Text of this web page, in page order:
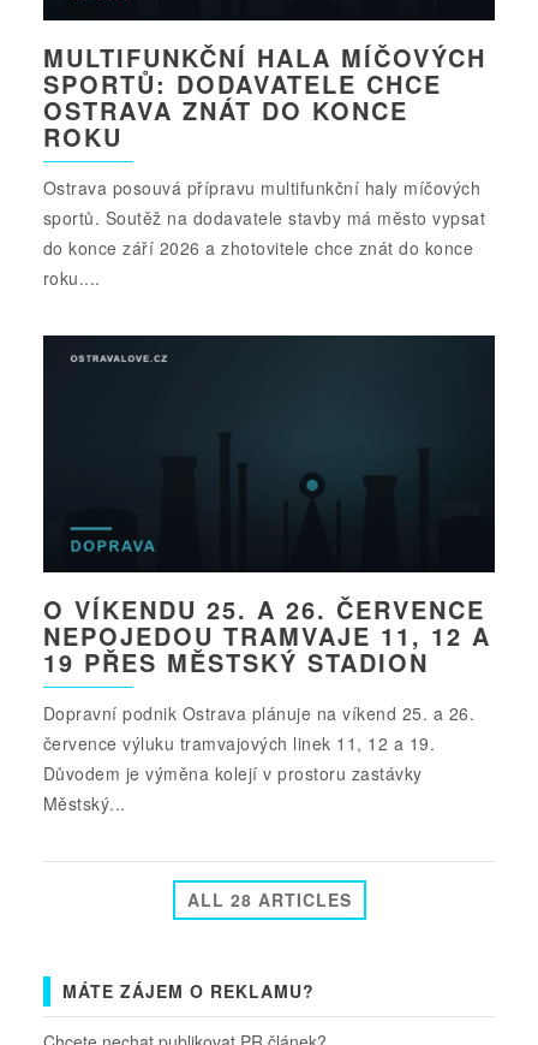
MULTIFUNKČNÍ HALA MÍČOVÝCH
SPORTŮ: DODAVATELE CHCE
OSTRAVA ZNÁT DO KONCE
ROKU
Ostrava posouvá přípravu multifunkční haly míčových
sportů. Soutěž na dodavatele stavby má město vypsat
do konce září 2026 a zhotovitele chce znát do konce
roku....
O VÍKENDU 25. A 26. ČERVENCE
NEPOJEDOU TRAMVAJE 11, 12 A
19 PŘES MĚSTSKÝ STADION
Dopravní podnik Ostrava plánuje na víkend 25. a 26.
července výluku tramvajových linek 11, 12 a 19.
Důvodem je výměna kolejí v prostoru zastávky
Městský...
ALL 28 ARTICLES
MÁTE ZÁJEM O REKLAMU?